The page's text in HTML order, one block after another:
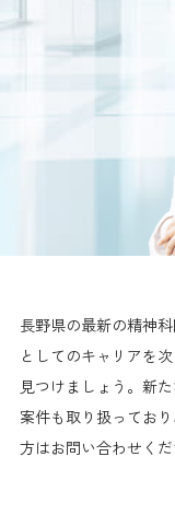
長野県の最新の精神
としてのキャリアを
見つけましょう。新
案件も取り扱ってお
方はお問い合わせくだ